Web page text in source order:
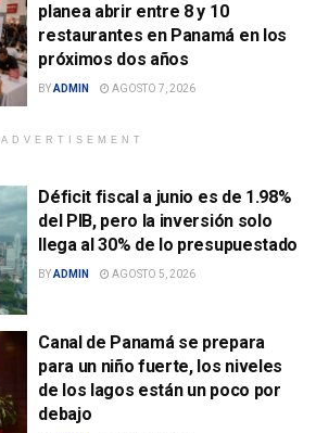
planea abrir entre 8 y 10
restaurantes en Panamá en los
próximos dos años
BYADMIN AGOSTO 7, 2026
ADVERTISEMENT
Déficit fiscal a junio es de 1.98%
del PIB, pero la inversión solo
llega al 30% de lo presupuestado
BYADMIN AGOSTO 5, 2026
Canal de Panamá se prepara
para un niño fuerte, los niveles
de los lagos están un poco por
debajo